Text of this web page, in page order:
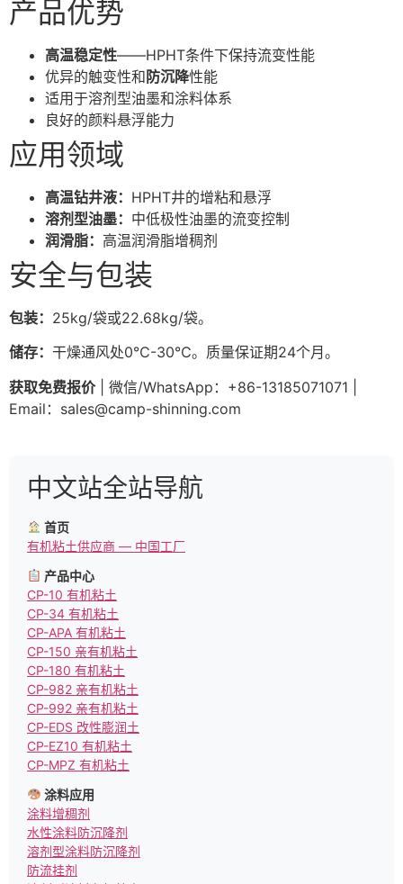
产品优势
高温稳定性——HPHT条件下保持流变性能
优异的触变性和防沉降性能
适用于溶剂型油墨和涂料体系
良好的颜料悬浮能力
应用领域
高温钻井液： HPHT井的增粘和悬浮
溶剂型油墨： 中低极性油墨的流变控制
润滑脂： 高温润滑脂增稠剂
安全与包装
包装： 25kg/袋或22.68kg/袋。
储存： 干燥通风处0℃-30℃。质量保证期24个月。
获取免费报价| 微信/WhatsApp：+86-13185071071 |
Email： sales@camp-shinning.com
中文站全站导航
首页
有机粘土供应商 — 中国工厂
产品中心
CP-10 有机粘土
CP-34 有机粘土
CP-APA 有机粘土
CP-150 亲有机粘土
CP-180 有机粘土
CP-982 亲有机粘土
CP-992 亲有机粘土
CP-EDS 改性膨润土
CP-EZ10 有机粘土
CP-MPZ 有机粘土
涂料应用
涂料增稠剂
水性涂料防沉降剂
溶剂型涂料防沉降剂
防流挂剂